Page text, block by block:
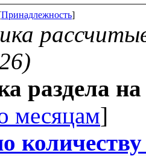
Принадлежность]
раздела
месяцам]